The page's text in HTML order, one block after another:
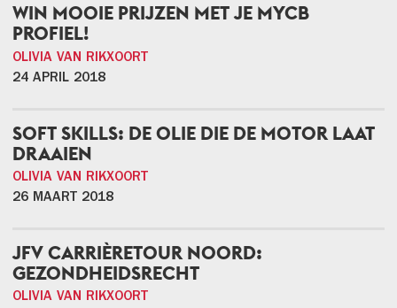
WIN MOOIE PRIJZEN MET JE MYCB
PROFIEL!
OLIVIA VAN RIKXOORT
24 APRIL 2018
SOFT SKILLS: DE OLIE DIE DE MOTOR LAAT
DRAAIEN
OLIVIA VAN RIKXOORT
26 MAART 2018
JFV CARRIÈRETOUR NOORD:
GEZONDHEIDSRECHT
OLIVIA VAN RIKXOORT